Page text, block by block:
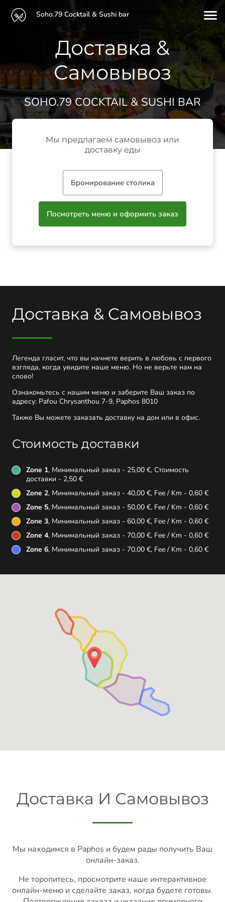
Soho.79 Cocktail & Sushi bar
Доставка &
Cамовывоз
SOHO.79 COCKTAIL & SUSHI BAR
Мы предлагаем самовывоз или
доставку еды
Бронирование столика
Посмотреть меню и оформить заказ
Доставка & Cамовывоз
Легенда гласит, что вы начнете верить в любовь с первого
взгляда, когда увидите наше меню. Но не верьте нам на
слово!
Ознакомьтесь с нашим меню и заберите Ваш заказ по
адресу: Pafou Chrysanthou 7-9, Paphos 8010
Также Вы можете заказать доставку на дом или в офис.
Стоимость доставки
Zone 1, Минимальный заказ - 25,00 €, Стоимость
доставки - 2,50 €
Zone 2, Минимальный заказ - 40,00 €, Fee / Km - 0,60 €
Zone 5, Минимальный заказ - 50,00 €, Fee / Km - 0,60 €
Zone 3, Минимальный заказ - 60,00 €, Fee / Km - 0,60 €
Zone 4, Минимальный заказ - 70,00 €, Fee / Km - 0,60 €
Zone 6, Минимальный заказ - 70,00 €, Fee / Km - 0,60 €
Доставка И Самовывоз
Мы находимся в Paphos и будем рады получить Ваш
онлайн-заказ.
Не торопитесь, просмотрите наше интерактивное
онлайн-меню и сделайте заказ, когда будете готовы.